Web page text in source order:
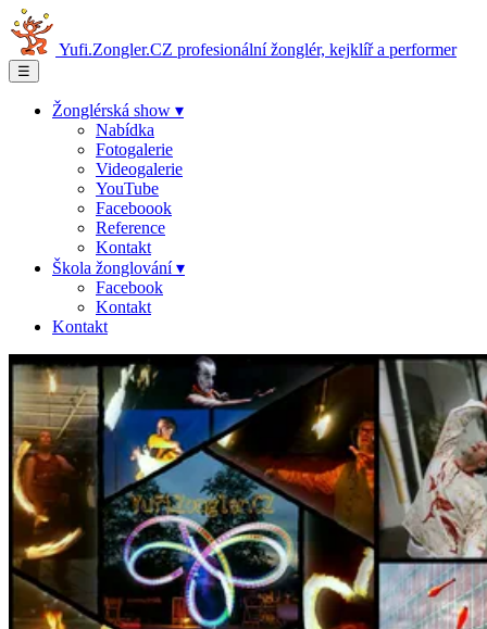
Yufi.Zongler.CZ profesionální žonglér, kejklíř a performer
☰
Žonglérská show ▾
Nabídka
Fotogalerie
Videogalerie
YouTube
Faceboook
Reference
Kontakt
Škola žonglování ▾
Facebook
Kontakt
Kontakt